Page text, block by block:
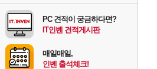
PC 견적이 궁금하다면?
IT인벤 견적게시판
매일매일,
인벤 출석체크!